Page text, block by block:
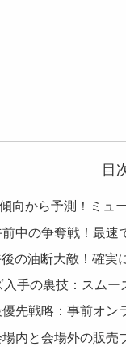
目
向から予測！ミュ
中の争奪戦！最速
の油断大敵！確実
手の裏技：スムー
先戦略：事前オン
場内と会場外の販売